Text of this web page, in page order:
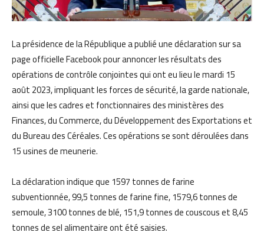
La présidence de la République a publié une déclaration sur sa
page officielle Facebook pour annoncer les résultats des
opérations de contrôle conjointes qui ont eu lieu le mardi 15
août 2023, impliquant les forces de sécurité, la garde nationale,
ainsi que les cadres et fonctionnaires des ministères des
Finances, du Commerce, du Développement des Exportations et
du Bureau des Céréales. Ces opérations se sont déroulées dans
15 usines de meunerie.
La déclaration indique que 1597 tonnes de farine
subventionnée, 99,5 tonnes de farine fine, 1579,6 tonnes de
semoule, 3100 tonnes de blé, 151,9 tonnes de couscous et 8,45
tonnes de sel alimentaire ont été saisies.